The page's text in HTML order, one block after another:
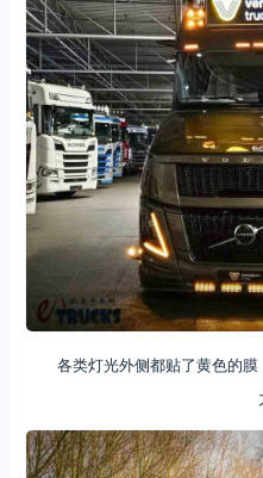
各类灯光外侧都贴了黄色的